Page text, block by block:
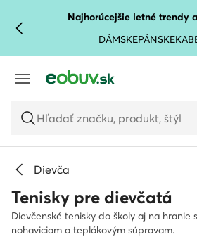
PREJSŤ NA HLAVNÝ OBSAH
PREJSŤ NA VYHĽADÁVANIE
Najhorúcejšie letné trendy
DÁMSKEPÁNSKE
Hľadať značku, produkt, štýl
Dievča
Tenisky pre dievčatá
Dievčenské tenisky do školy aj na hranie
nohaviciam a teplákovým súpravam.